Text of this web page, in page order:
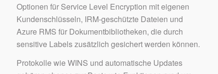
Optionen für Service Level Encryption mit eigenen
Kundenschlüsseln, IRM-geschützte Dateien und
Azure RMS für Dokumentbibliotheken, die durch
sensitive Labels zusätzlich gesichert werden können.
Protokolle wie WINS und automatische Updates